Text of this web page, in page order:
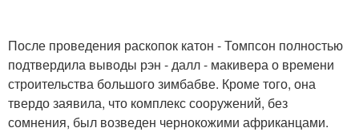
После проведения раскопок катон - Томпсон полностью
подтвердила выводы рэн - далл - макивера о времени
строительства большого зимбабве. Кроме того, она
твердо заявила, что комплекс сооружений, без
сомнения, был возведен чернокожими африканцами.